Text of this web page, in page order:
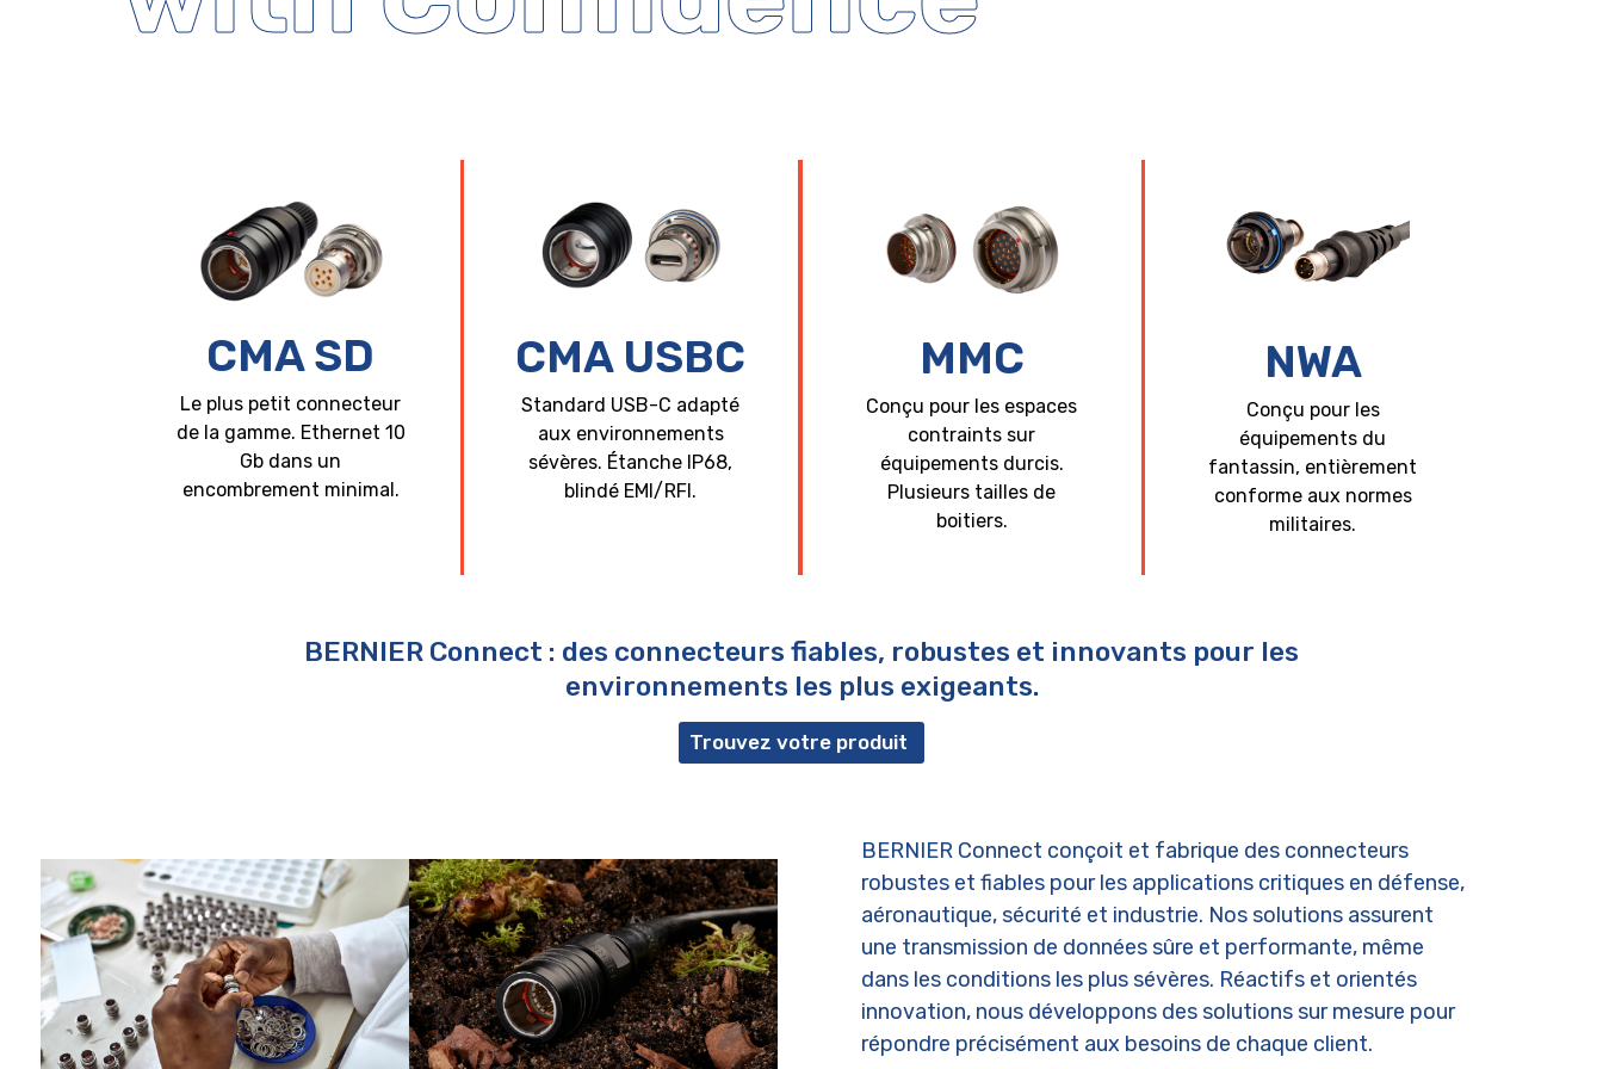
CMA SD
Le plus petit connecteur
de la gamme. Ethernet 10
Gb dans un
encombrement minimal.
CMA USBC
Standard USB-C adapté
aux environnements
sévères. Étanche IP68,
blindé EMI/RFI.
MMC
Conçu pour les espaces
contraints sur
équipements durcis.
Plusieurs tailles de
boitiers.
NWA
Conçu pour les
équipements du
fantassin, entièrement
conforme aux normes
militaires.
BERNIER Connect : des connecteurs fiables, robustes et innovants pour les
environnements les plus exigeants.
Trouvez votre produit
BERNIER Connect conçoit et fabrique des connecteurs
robustes et fiables pour les applications critiques en défense,
aéronautique, sécurité et industrie. Nos solutions assurent
une transmission de données sûre et performante, même
dans les conditions les plus sévères. Réactifs et orientés
innovation, nous développons des solutions sur mesure pour
répondre précisément aux besoins de chaque client.